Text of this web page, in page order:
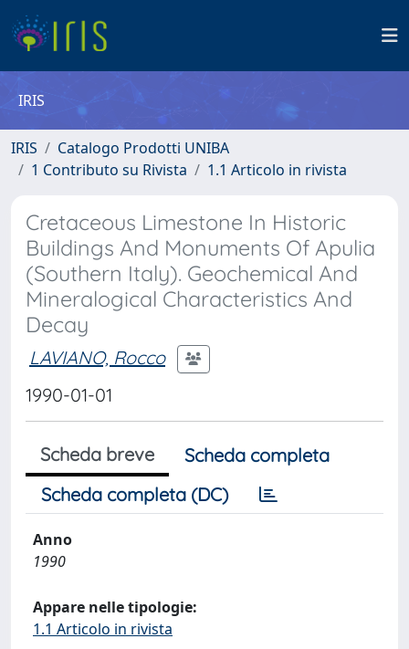
IRIS
IRIS
Catalogo Prodotti UNIBA
1 Contributo su Rivista
1.1 Articolo in rivista
Cretaceous Limestone In Historic
Buildings And Monuments Of Apulia
(Southern Italy). Geochemical And
Mineralogical Characteristics And
Decay
LAVIANO, Rocco
1990-01-01
Scheda breve
Scheda completa
Scheda completa (DC)
Anno
1990
Appare nelle tipologie:
1.1 Articolo in rivista